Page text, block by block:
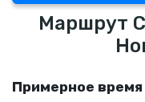
Маршрут
Примерное время